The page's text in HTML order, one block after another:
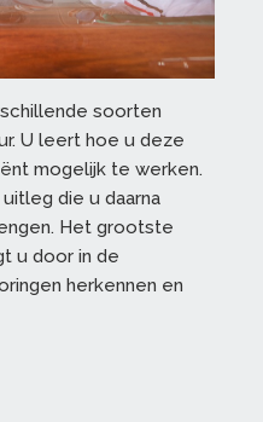
soorten
U leert hoe u deze
mogelijk te werken.
die u daarna
Het grootste
u door in de
herkennen en